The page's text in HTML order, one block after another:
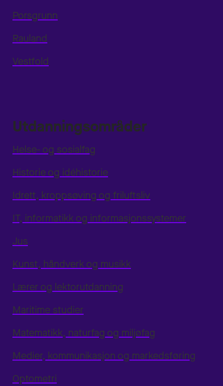
Porsgrunn
Rauland
Vestfold
Utdanningsområder
Helse- og sosialfag
Historie og idéhistorie
Idrett, kroppsøving og friluftsliv
IT, informatikk og informasjonssystemer
Jus
Kunst, håndverk og musikk
Lærer og lektorutdanning
Maritime studier
Matematikk, naturfag og miljøfag
Medier, kommunikasjon og markedsføring
Optometri